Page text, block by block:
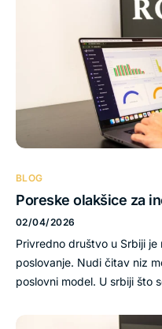
BLOG
Poreske olakšice za
02/04/2026
Privredno društvo u Srbiji
poslovanje. Nudi čitav niz
poslovni model. U srbiji što